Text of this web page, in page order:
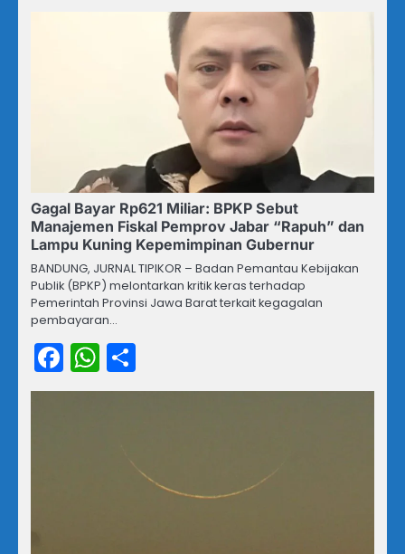
Gagal Bayar Rp621 Miliar: BPKP Sebut
Manajemen Fiskal Pemprov Jabar “Rapuh” dan
Lampu Kuning Kepemimpinan Gubernur
BANDUNG, JURNAL TIPIKOR – Badan Pemantau Kebijakan
Publik (BPKP) melontarkan kritik keras terhadap
Pemerintah Provinsi Jawa Barat terkait kegagalan
pembayaran…
Facebook
WhatsApp